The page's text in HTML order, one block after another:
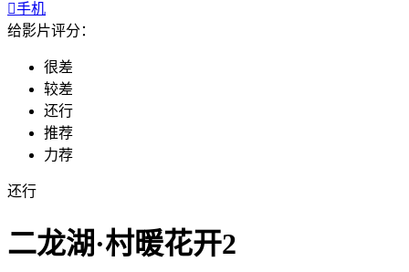
手机
给影片评分：
很差
较差
还行
推荐
力荐
还行
二龙湖·村暖花开2